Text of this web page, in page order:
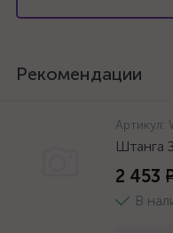
Рекомендации
Артикул:
Штанга
2 453
В